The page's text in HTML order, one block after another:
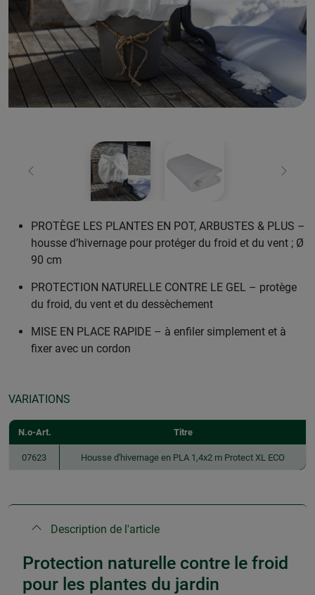
retour
PROTÈGE LES PLANTES EN POT, ARBUSTES & PLUS –
housse d’hivernage pour protéger du froid et du vent ; Ø
90 cm
PROTECTION NATURELLE CONTRE LE GEL – protège
du froid, du vent et du dessèchement
MISE EN PLACE RAPIDE – à enfiler simplement et à
fixer avec un cordon
VARIATIONS
N.o-Art. Titre
07623 Housse d'hivernage en PLA 1,4x2 m Protect XL ECO
Description de l'article
Protection naturelle contre le froid
pour les plantes du jardin